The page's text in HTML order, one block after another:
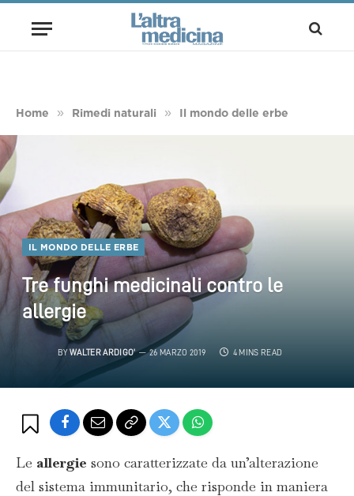
Home » Rimedi naturali » Il mondo delle erbe
IL MONDO DELLE ERBE
Tre funghi medicinali contro le
allergie
BY WALTER ARDIGO' 26 MARZO 2019 4 MINS READ
Le allergie sono caratterizzate da un’alterazione
del sistema immunitario, che risponde in maniera